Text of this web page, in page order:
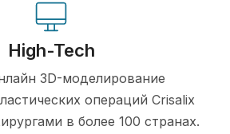
High-Tech
3D-моделирование
операций Crisalix
в более 100 странах.